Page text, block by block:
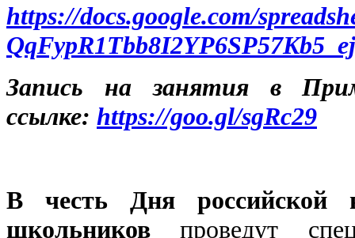
https://docs.google.com/
Запись на занятия в
ссылке: https://goo.gl/sgRc29
В честь Дня российской
школьников проведут